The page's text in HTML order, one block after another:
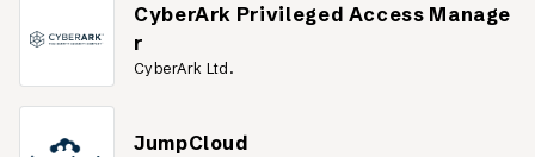
CyberArk Privileged Access Manage
r
CyberArk Ltd.
JumpCloud